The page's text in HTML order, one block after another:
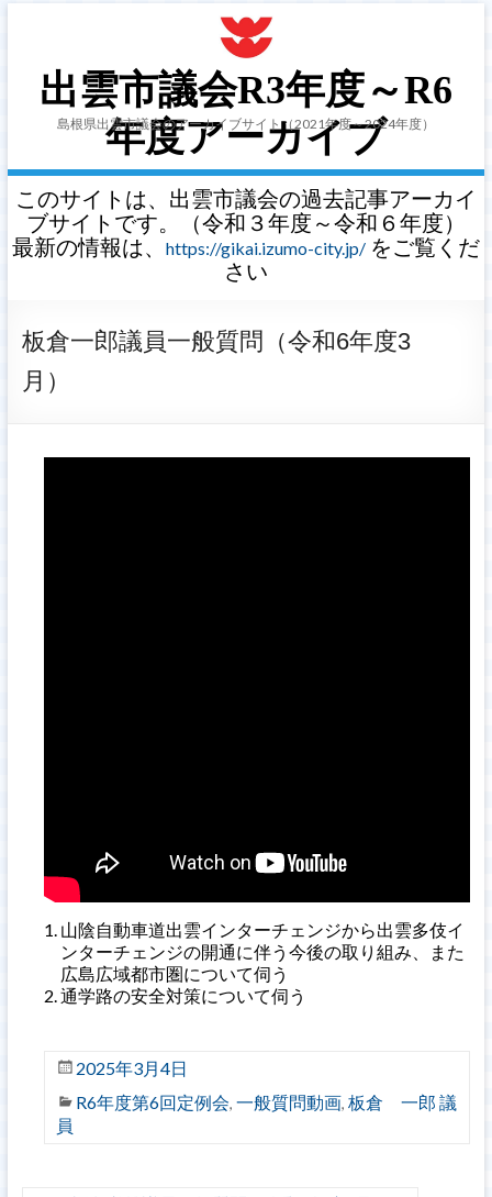
出雲市議会R3年度～R6
年度アーカイブ
島根県出雲市議会のアーカイブサイト（2021年度～2024年度）
このサイトは、出雲市議会の過去記事アーカイ
ブサイトです。（令和３年度～令和６年度）
最新の情報は、
https://gikai.izumo-city.jp/をご覧くだ
さい
板倉一郎議員一般質問（令和6年度3
月）
山陰自動車道出雲インターチェンジから出雲多伎イ
ンターチェンジの開通に伴う今後の取り組み、また
広島広域都市圏について伺う
通学路の安全対策について伺う
2025年3月4日
R6年度第6回定例会, 一般質問動画, 板倉 一郎 議
員